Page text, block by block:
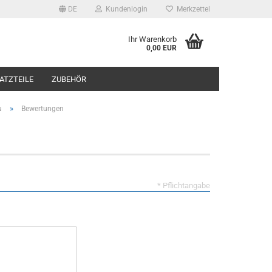
DE Kundenlogin
vergessen?
Merkzettel
Ihr Warenkorb
0,00 EUR
ZUBEHÖR
» Bewertungen
* Pflichtangabe